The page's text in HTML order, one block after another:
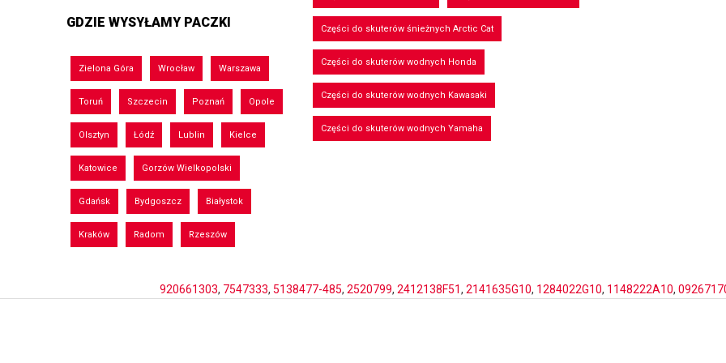
GDZIE WYSYŁAMY PACZKI
Zielona Góra Wrocław Warszawa
Toruń Szczecin Poznań Opole
Olsztyn Łódź Lublin Kielce
Katowice Gorzów Wielkopolski
Gdańsk Bydgoszcz Białystok
Kraków Radom Rzeszów
Części do skuterów śnieżnych Arctic Cat
Części do skuterów wodnych Honda
Części do skuterów wodnych Kawasaki
Części do skuterów wodnych Yamaha
920661303, 7547333, 5138477-485, 2520799, 2412138F51, 2141635G10, 1284022G10, 1148222A10,